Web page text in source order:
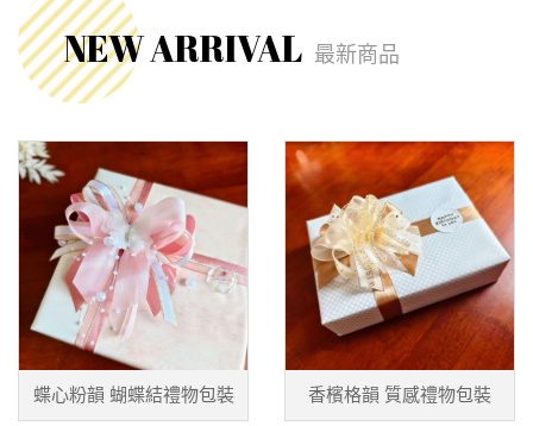
NEW ARRIVAL 最新商品
蝶心粉韻 蝴蝶結禮物包裝 香檳格韻 質感禮物包裝